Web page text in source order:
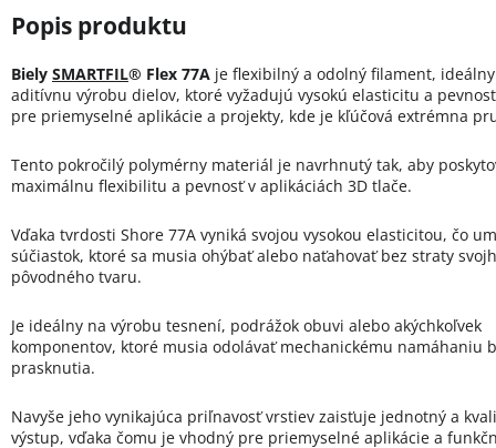
Biely SMARTFIL® Flex 77A je flexibilný a odolný filament,
aditívnu výrobu dielov, ktoré vyžadujú vysokú elasticitu a
pre priemyselné aplikácie a projekty, kde je kľúčová extrémna
Tento pokročilý polymérny materiál je navrhnutý tak, aby
maximálnu flexibilitu a pevnosť v aplikáciách 3D tlače.
Vďaka tvrdosti Shore 77A vyniká svojou vysokou elasticitou, čo
súčiastok, ktoré sa musia ohýbať alebo naťahovať bez straty
pôvodného tvaru.
Je ideálny na výrobu tesnení, podrážok obuvi alebo akýchkoľvek
komponentov, ktoré musia odolávať mechanickému namáhaniu
prasknutia.
Navyše jeho vynikajúca priľnavosť vrstiev zaisťuje jednotný a
výstup, vďaka čomu je vhodný pre priemyselné aplikácie a